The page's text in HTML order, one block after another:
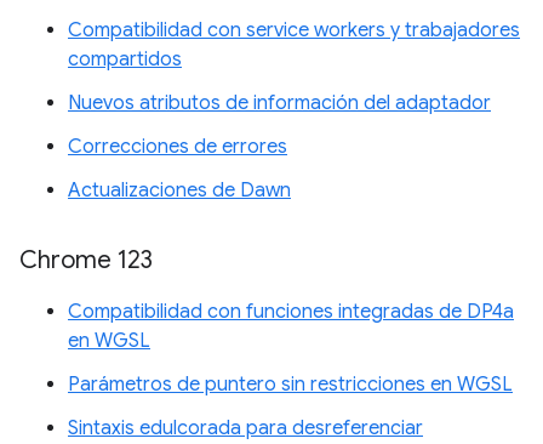
Compatibilidad con service workers y trabajadores
compartidos
Nuevos atributos de información del adaptador
Correcciones de errores
Actualizaciones de Dawn
Chrome 123
Compatibilidad con funciones integradas de DP4a
en WGSL
Parámetros de puntero sin restricciones en WGSL
Sintaxis edulcorada para desreferenciar